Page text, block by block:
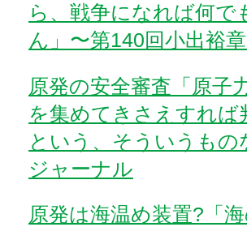
ら、戦争になれば何
ん」〜第140回小出裕
原発の安全審査「原子
を集めてきさえすれ
という、そういうも
ジャーナル
原発は海温め装置?「